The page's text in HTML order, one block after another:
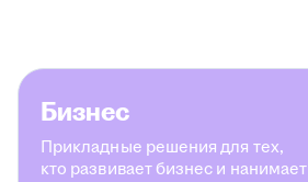
Бизнес
Прикладные решения для тех,
кто развивает бизнес и